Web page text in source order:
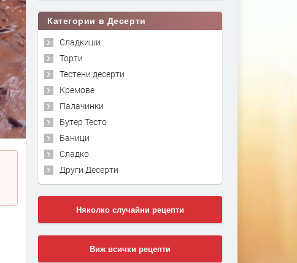
Категории в Десерти
Сладкиши
Торти
Тестени десерти
Кремове
Палачинки
Бутер Тесто
Баници
Сладко
Други Десерти
Няколко случайни рецепти
Виж всички рецепти